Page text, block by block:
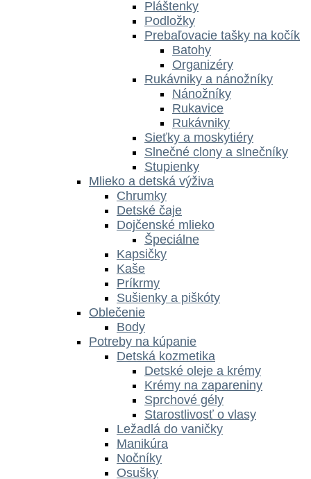
Pláštenky
Podložky
Prebaľovacie tašky na kočík
Batohy
Organizéry
Rukávniky a nánožníky
Nánožníky
Rukavice
Rukávniky
Sieťky a moskytiéry
Slnečné clony a slnečníky
Stupienky
Mlieko a detská výživa
Chrumky
Detské čaje
Dojčenské mlieko
Špeciálne
Kapsičky
Kaše
Príkrmy
Sušienky a piškóty
Oblečenie
Body
Potreby na kúpanie
Detská kozmetika
Detské oleje a krémy
Krémy na zapareniny
Sprchové gély
Starostlivosť o vlasy
Ležadlá do vaničky
Manikúra
Nočníky
Osušky